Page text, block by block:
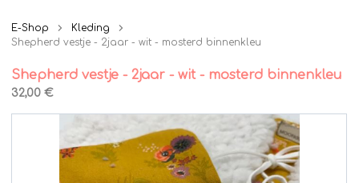
E-Shop
Kleding
Shepherd vestje - 2jaar - wit - mosterd binnenkleu
Shepherd vestje - 2jaar - wit - mosterd binnenkleu
32,00 €